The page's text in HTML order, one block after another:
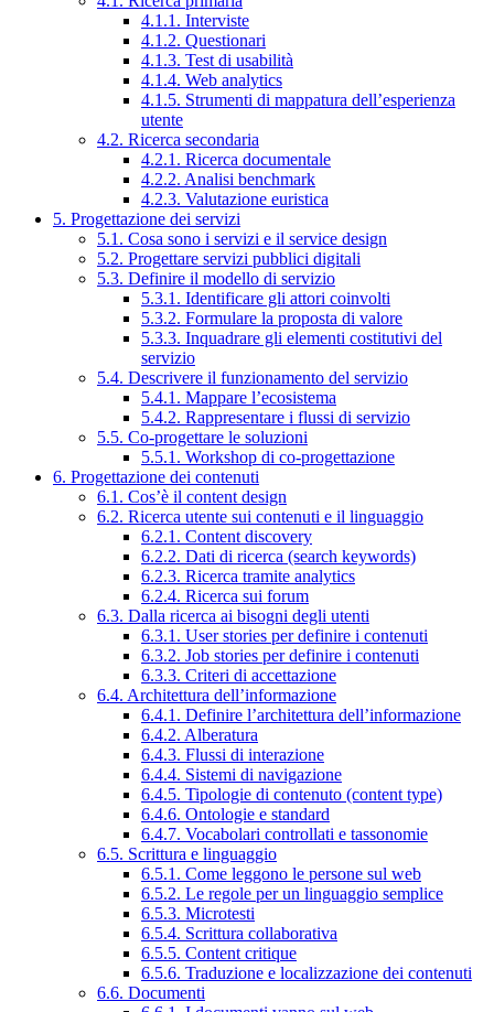
4.1.1. Interviste
4.1.2. Questionari
4.1.3. Test di usabilità
4.1.4. Web analytics
4.1.5. Strumenti di mappatura dell’esperienza
utente
4.2. Ricerca secondaria
4.2.1. Ricerca documentale
4.2.2. Analisi benchmark
4.2.3. Valutazione euristica
5. Progettazione dei servizi
5.1. Cosa sono i servizi e il service design
5.2. Progettare servizi pubblici digitali
5.3. Definire il modello di servizio
5.3.1. Identificare gli attori coinvolti
5.3.2. Formulare la proposta di valore
5.3.3. Inquadrare gli elementi costitutivi del
servizio
5.4. Descrivere il funzionamento del servizio
5.4.1. Mappare l’ecosistema
5.4.2. Rappresentare i flussi di servizio
5.5. Co-progettare le soluzioni
5.5.1. Workshop di co-progettazione
6. Progettazione dei contenuti
6.1. Cos’è il content design
6.2. Ricerca utente sui contenuti e il linguaggio
6.2.1. Content discovery
6.2.2. Dati di ricerca (search keywords)
6.2.3. Ricerca tramite analytics
6.2.4. Ricerca sui forum
6.3. Dalla ricerca ai bisogni degli utenti
6.3.1. User stories per definire i contenuti
6.3.2. Job stories per definire i contenuti
6.3.3. Criteri di accettazione
6.4. Architettura dell’informazione
6.4.1. Definire l’architettura dell’informazione
6.4.2. Alberatura
6.4.3. Flussi di interazione
6.4.4. Sistemi di navigazione
6.4.5. Tipologie di contenuto (content type)
6.4.6. Ontologie e standard
6.4.7. Vocabolari controllati e tassonomie
6.5. Scrittura e linguaggio
6.5.1. Come leggono le persone sul web
6.5.2. Le regole per un linguaggio semplice
6.5.3. Microtesti
6.5.4. Scrittura collaborativa
6.5.5. Content critique
6.5.6. Traduzione e localizzazione dei contenuti
6.6. Documenti